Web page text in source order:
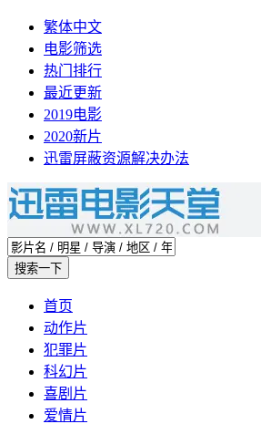
繁体中文
电影筛选
热门排行
最近更新
2019电影
2020新片
迅雷屏蔽资源解决办法
首页
动作片
犯罪片
科幻片
喜剧片
爱情片